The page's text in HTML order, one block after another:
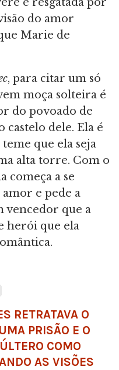
do amor
Marie de
, para citar um só
moça solteira é
do povoado de
castelo dele. Ela é
que ela seja
alta torre. Com o
começa a se
e pede a
vencedor que a
herói que ela
RETRATAVA O
PRISÃO E O
COMO
AS VISÕES